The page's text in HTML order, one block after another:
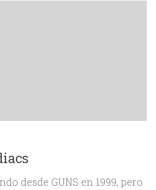
desde GUNS en 1999, pero